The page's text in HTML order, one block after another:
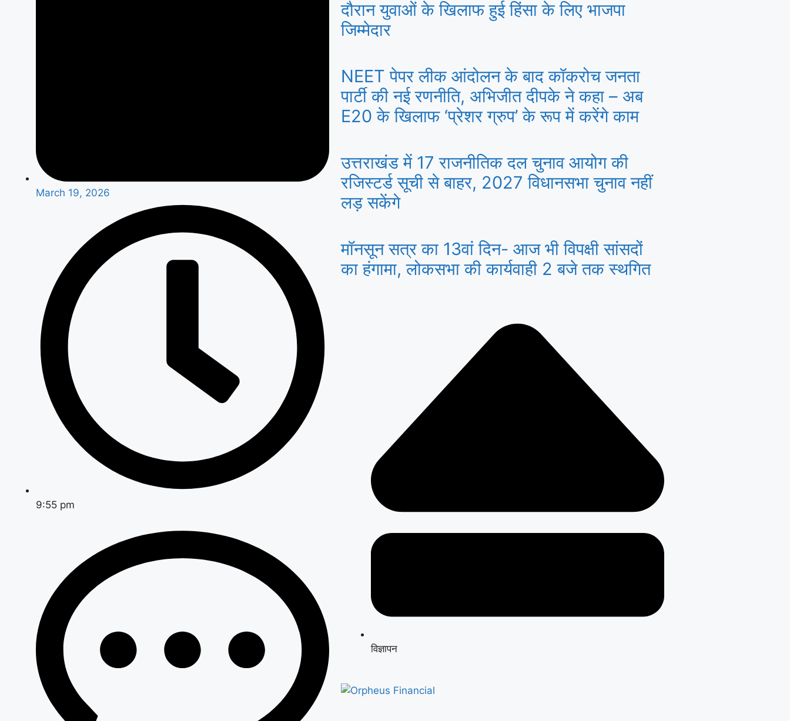
March 19, 2026
9:55 pm
दौरान युवाओं के खिलाफ हुई हिंसा के लिए भाजपा
जिम्मेदार
NEET पेपर लीक आंदोलन के बाद कॉकरोच जनता
पार्टी की नई रणनीति, अभिजीत दीपके ने कहा – अब
E20 के खिलाफ ‘प्रेशर ग्रुप’ के रूप में करेंगे काम
उत्तराखंड में 17 राजनीतिक दल चुनाव आयोग की
रजिस्टर्ड सूची से बाहर, 2027 विधानसभा चुनाव नहीं
लड़ सकेंगे
मॉनसून सत्र का 13वां दिन- आज भी विपक्षी सांसदों
का हंगामा, लोकसभा की कार्यवाही 2 बजे तक स्थगित
विज्ञापन